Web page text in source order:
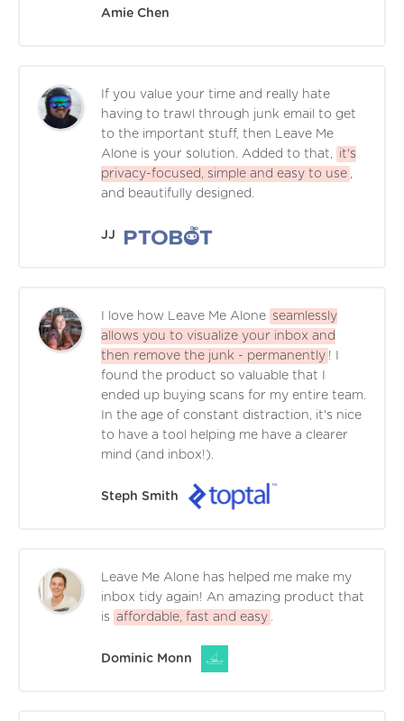
Amie Chen
If you value your time and really hate
having to trawl through junk email to get
to the important stuff, then Leave Me
Alone is your solution. Added to that,
it's
privacy-focused, simple and easy to use ,
and beautifully designed.
JJ
I love how Leave Me Alone seamlessly
allows you to visualize your inbox and
then remove the junk - permanently ! I
found the product so valuable that I
ended up buying scans for my entire team.
In the age of constant distraction, it's nice
to have a tool helping me have a clearer
mind (and inbox!).
Steph Smith
Leave Me Alone has helped me make my
inbox tidy again! An amazing product that
is affordable, fast and easy .
Dominic Monn